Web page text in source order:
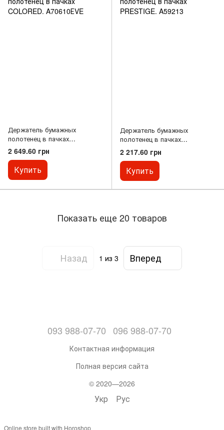
Держатель бумажных
полотенец в пачках
COLORED. A70610ЕVE
2 649.60 грн
Купить
Держатель бумажных
полотенец в пачках
PRESTIGE. A59213
2 217.60 грн
Купить
Показать еще 20 товаров
Назад 1 из 3 Вперед
093 988-07-70 096 988-07-70
Контактная информация
Полная версия сайта
© 2020—2026
Укр Рус
Online store built with Horoshop